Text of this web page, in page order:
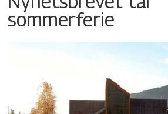
sommerferie